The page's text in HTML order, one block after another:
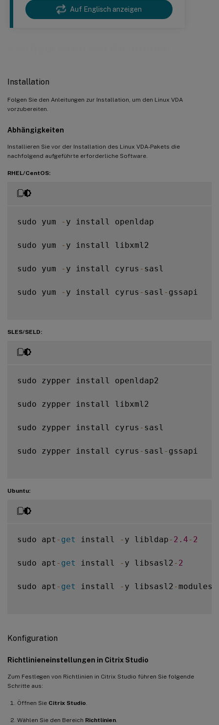
Auf Englisch anzeigen
Installation
Folgen Sie den Anleitungen zur Installation, um den Linux VDA
vorzubereiten.
Abhängigkeiten
Installieren Sie vor der Installation des Linux VDA-Pakets die
nachfolgend aufgeführte erforderliche Software.
RHEL/CentOS:
sudo yum - y install openldap
sudo yum - y install libxml2
sudo yum - y install cyrus - sasl
sudo yum - y install cyrus - sasl - gssapi
SLES/SELD:
sudo zypper install openldap2
sudo zypper install libxml2
sudo zypper install cyrus - sasl
sudo zypper install cyrus - sasl - gssapi
Ubuntu:
sudo apt - get install - y libldap - 2.4 - 2
sudo apt - get install - y libsasl2 - 2
sudo apt - get install - y libsasl2 - modules
Konfiguration
Richtlinieneinstellungen in Citrix Studio
Zum Festlegen von Richtlinien in Citrix Studio führen Sie folgende
Schritte aus:
Öffnen Sie Citrix Studio
Wählen Sie den Bereich Richtlinien